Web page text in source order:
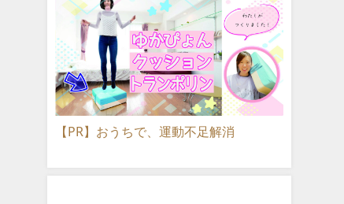
【PR】おうちで、運動不足解消